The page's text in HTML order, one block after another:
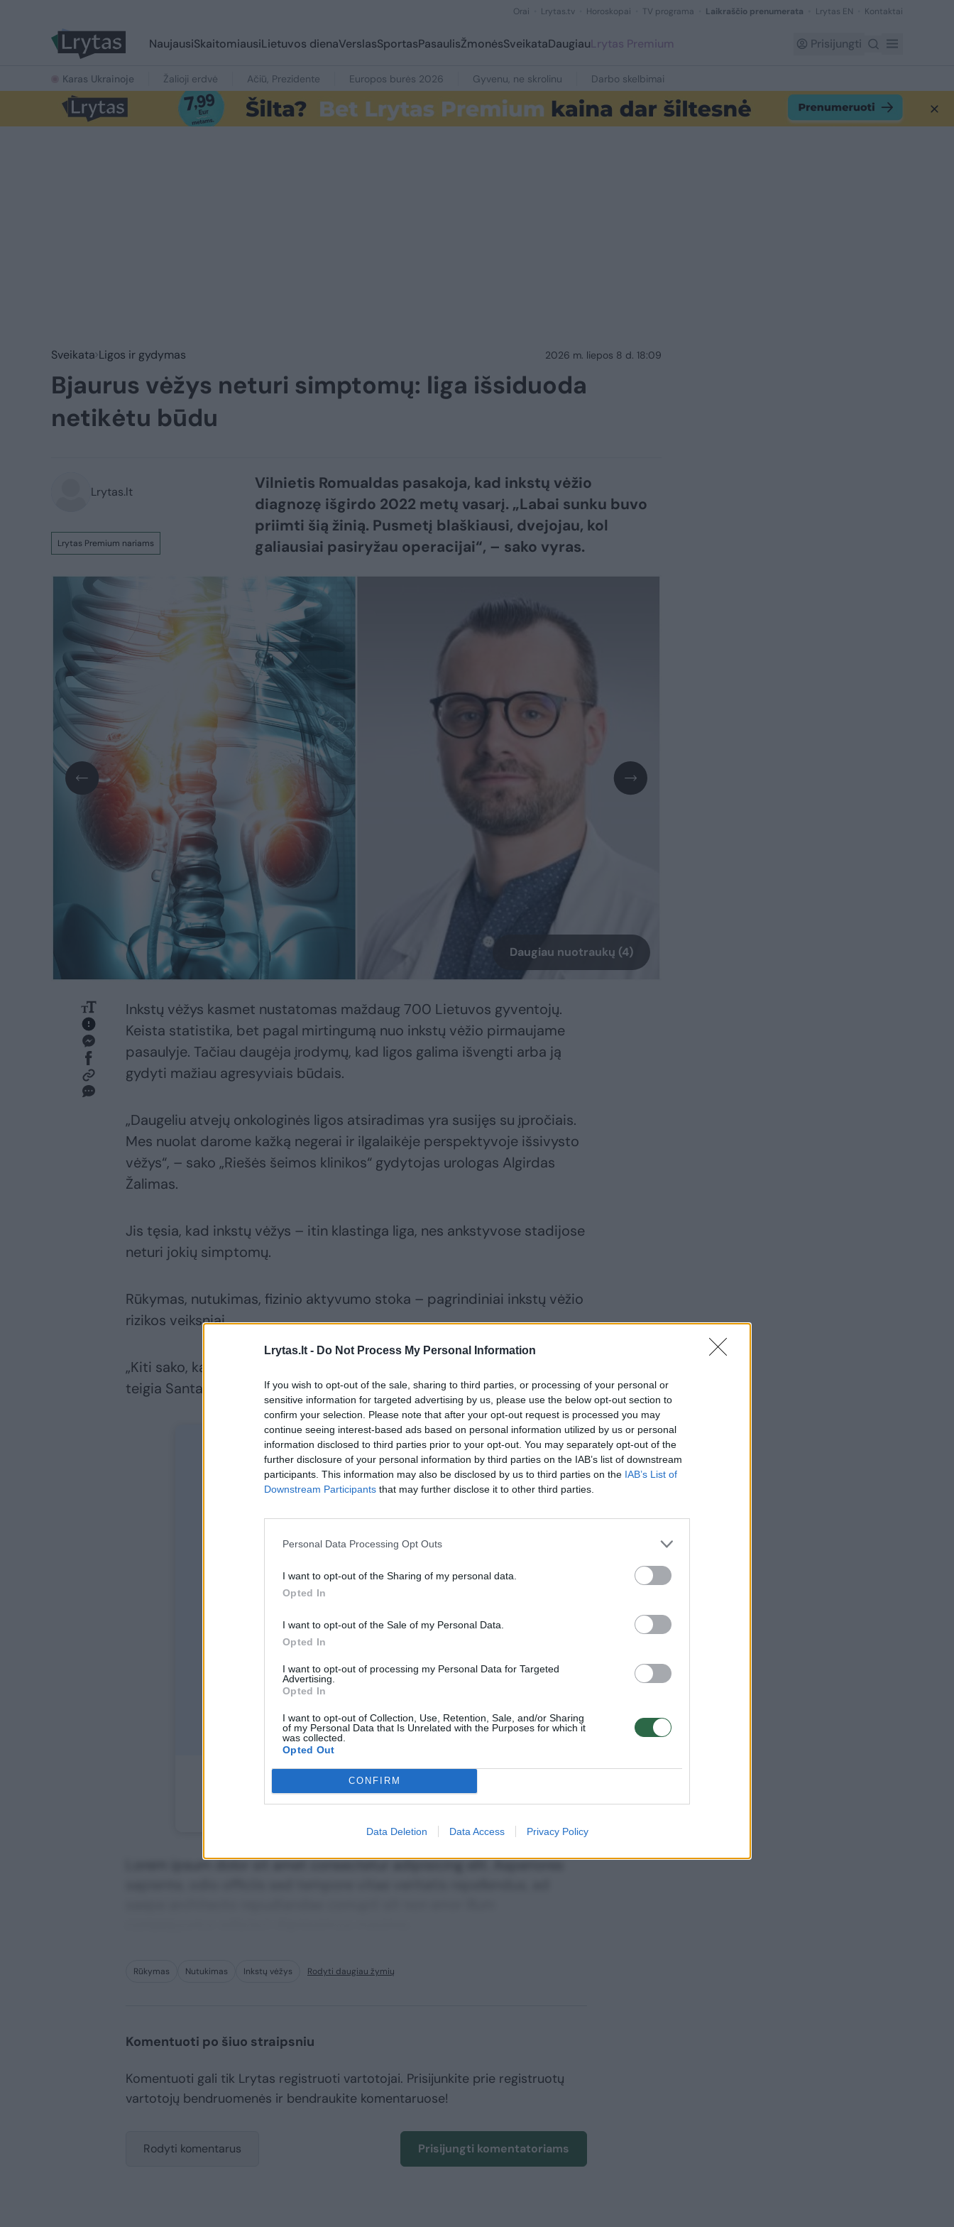
Lrytas.lt - Do Not Process My Personal Information
If you wish to opt-out of the sale, sharing to third parties, or processing of your personal or
sensitive information for targeted advertising by us, please use the below opt-out section to
confirm your selection. Please note that after your opt-out request is processed you may
continue seeing interest-based ads based on personal information utilized by us or personal
information disclosed to third parties prior to your opt-out. You may separately opt-out of the
further disclosure of your personal information by third parties on the IAB’s list of downstream
participants. This information may also be disclosed by us to third parties on the IAB’s List of
Downstream Participants that may further disclose it to other third parties.
Personal Data Processing Opt Outs
I want to opt-out of the Sharing of my personal data.
Opted In
I want to opt-out of the Sale of my Personal Data.
Opted In
I want to opt-out of processing my Personal Data for Targeted
Advertising.
Opted In
I want to opt-out of Collection, Use, Retention, Sale, and/or Sharing
of my Personal Data that Is Unrelated with the Purposes for which it
was collected.
Opted Out
CONFIRM
Data Deletion Data Access Privacy Policy
Orai Lrytas.tv Horoskopai TV programa Laikraščio prenumerata Lrytas EN Kontaktai
NaujausiSkaitomiausiLietuvos dienaVerslasSportasPasaulisŽmonėsSveikataDaugiauLrytas Premium Prisijungti
Karas Ukrainoje Žalioji erdvė Ačiū, Prezidente Europos burės 2026 Gyvenu, ne skrolinu Darbo skelbimai
Sveikata Ligos ir gydymas 2026 m. liepos 8 d. 18:09
Bjaurus vėžys neturi simptomų: liga išsiduoda
netikėtu būdu
Lrytas.lt
Lrytas Premium nariams
Vilnietis Romualdas pasakoja, kad inkstų vėžio
diagnozę išgirdo 2022 metų vasarį. „Labai sunku buvo
priimti šią žinią. Pusmetį blaškiausi, dvejojau, kol
galiausiai pasiryžau operacijai“, – sako vyras.
Daugiau nuotraukų (4)
Inkstų vėžys kasmet nustatomas maždaug 700 Lietuvos gyventojų.
Keista statistika, bet pagal mirtingumą nuo inkstų vėžio pirmaujame
pasaulyje. Tačiau daugėja įrodymų, kad ligos galima išvengti arba ją
gydyti mažiau agresyviais būdais.
„Daugeliu atvejų onkologinės ligos atsiradimas yra susijęs su įpročiais.
Mes nuolat darome kažką negerai ir ilgalaikėje perspektyvoje išsivysto
vėžys“, – sako „Riešės šeimos klinikos“ gydytojas urologas Algirdas
Žalimas.
Jis tęsia, kad inkstų vėžys – itin klastinga liga, nes ankstyvose stadijose
neturi jokių simptomų.
Rūkymas, nutukimas, fizinio aktyvumo stoka – pagrindiniai inkstų vėžio
rizikos veiksniai.
„Kiti sako, kad įtakos turėti gali mūsų klimatas, mitybos ypatumai“, –
teigia Santaros klinikų gydytojas urologas Marius Snicorius.
Norite skaityti
toliau?
ir tapkite prenumeratoriumi
Vos nuo 1 Eur / mėn.
Prenumeruoti
Jau esate prenumeratorius?Prisijunkite
Kiti prenumeratos planai
Lorem ipsum dolor sit amet consectetur adipisicing elit. Asperiores
Rūkymas Nutukimas Inkstų vėžys Rodyti daugiau žymių
Komentuoti po šiuo straipsniu
Komentuoti gali tik Lrytas registruoti vartotojai. Prisijunkite prie registruotų
vartotojų bendruomenės ir bendraukite komentaruose!
Rodyti komentarus Prisijungti komentatoriams